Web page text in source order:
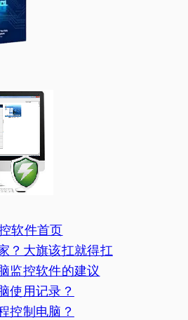
软件首页
？大旗该扛就得扛
监控软件的建议
使用记录？
控制电脑？